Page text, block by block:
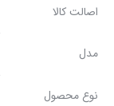
اصالت کالا
مدل
نوع محصول